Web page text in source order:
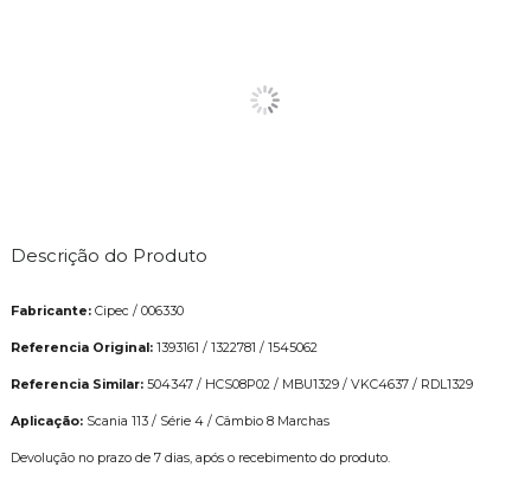
Descrição do Produto
Fabricante: Cipec / 006330
Referencia Original: 1393161 / 1322781 / 1545062
Referencia Similar:504347 / HCS08P02 / MBU1329 / VKC4637 / RDL1329
Aplicação: Scania 113 / Série 4 / Câmbio 8 Marchas
Devolução no prazo de 7 dias, após o recebimento do produto.